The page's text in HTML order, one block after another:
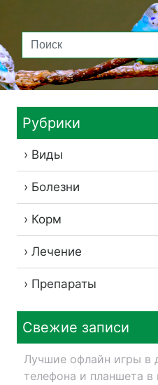
Рубрики
Виды
Болезни
Корм
Лечение
Препараты
Свежие записи
Лучшие офлайн игры в
телефона и планшета в